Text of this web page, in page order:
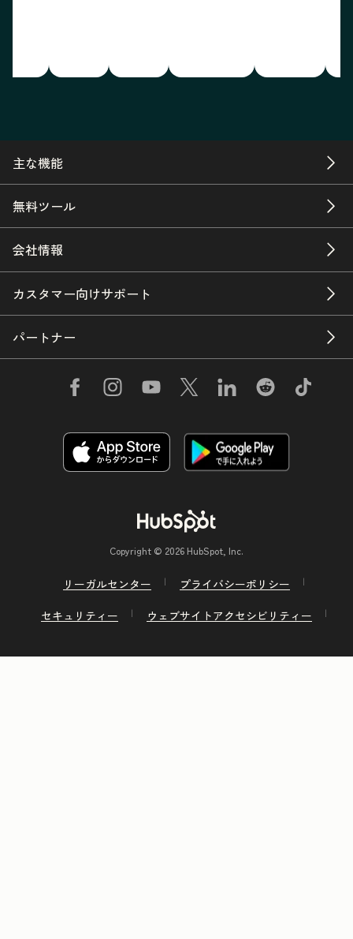
主な機能
無料ツール
会社情報
カスタマー向けサポート
パートナー
Copyright © 2026 HubSpot, Inc.
リーガルセンター
プライバシーポリシー
セキュリティー
ウェブサイトアクセシビリティー